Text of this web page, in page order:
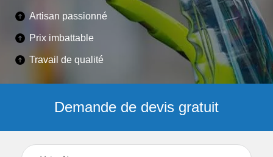
Artisan passionné
Prix imbattable
Travail de qualité
Demande de devis gratuit